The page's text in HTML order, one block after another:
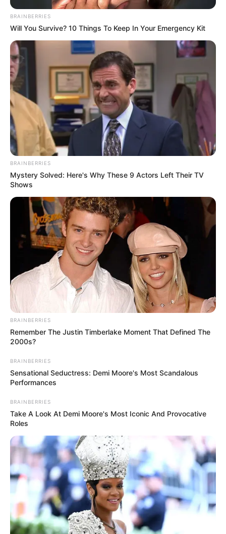
BRAINBERRIES
Will You Survive? 10 Things To Keep In Your Emergency Kit
BRAINBERRIES
Mystery Solved: Here's Why These 9 Actors Left Their TV
Shows
BRAINBERRIES
Remember The Justin Timberlake Moment That Defined The
2000s?
BRAINBERRIES
Sensational Seductress: Demi Moore's Most Scandalous
Performances
BRAINBERRIES
Take A Look At Demi Moore's Most Iconic And Provocative
Roles